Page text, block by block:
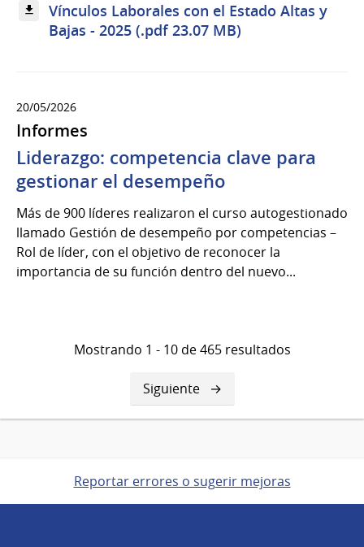
Vínculos Laborales con el Estado Altas y
Bajas - 2025 (.pdf 23.07 MB)
20/05/2026
Informes
Liderazgo: competencia clave para
gestionar el desempeño
Más de 900 líderes realizaron el curso autogestionado
llamado Gestión de desempeño por competencias –
Rol de líder, con el objetivo de reconocer la
importancia de su función dentro del nuevo...
Mostrando 1 - 10 de 465 resultados
Siguiente
página
Siguiente
Reportar errores o sugerir mejoras